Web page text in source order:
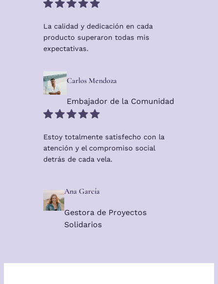
La calidad y dedicación en cada
producto superaron todas mis
expectativas.
Carlos Mendoza
Embajador de la Comunidad
Estoy totalmente satisfecho con la
atención y el compromiso social
detrás de cada vela.
Ana García
Gestora de Proyectos
Solidarios